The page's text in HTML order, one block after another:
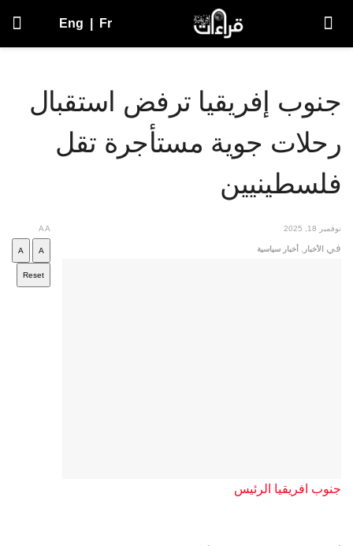
Eng Fr
جنوب إفريقيا ترفض استقبال
رحلات جوية مستأجرة تقل
فلسطينيين
نوفمبر 18, 2025
في الأخبار أخبار سياسية
AA
A
A
Reset
جنوب افريقيا الرئيس